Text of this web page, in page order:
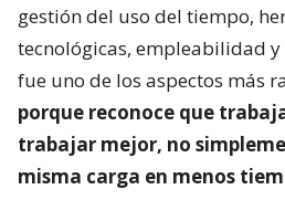
gestión del uso del tiempo,
tecnológicas, empleabilidad
fue uno de los aspectos más
porque reconoce que
trabajar mejor, no
misma carga en menos